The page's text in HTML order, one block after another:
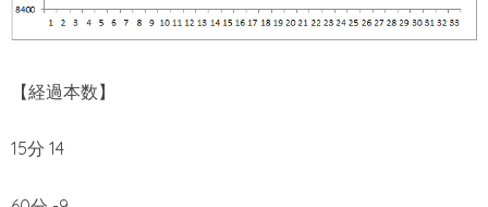
【経過本数】
15分 14